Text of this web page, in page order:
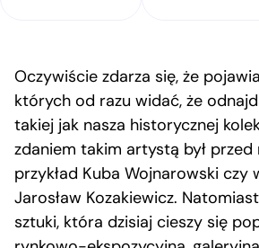
Oczywiście zdarza się, że
których od razu widać, że
takiej jak nasza historycznej
zdaniem takim artystą był przed
przykład Kuba Wojnarowski czy
Jarosław Kozakiewicz.
sztuki, która dzisiaj cieszy się